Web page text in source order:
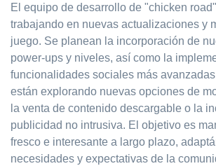
El equipo de desarrollo de "chicken
trabajando en nuevas actualizaciones y
juego. Se planean la incorporación de
power-ups y niveles, así como la
funcionalidades sociales más
están explorando nuevas opciones de
la venta de contenido descargable o la
publicidad no intrusiva. El objetivo es
fresco e interesante a largo plazo,
necesidades y expectativas de la